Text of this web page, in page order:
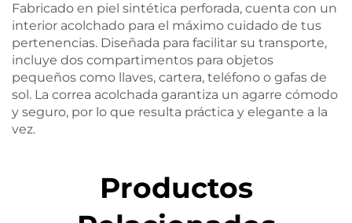
Fabricado en piel sintética perforada, cuenta con un
interior acolchado para el máximo cuidado de tus
pertenencias. Diseñada para facilitar su transporte,
incluye dos compartimentos para objetos
pequeños como llaves, cartera, teléfono o gafas de
sol. La correa acolchada garantiza un agarre cómodo
y seguro, por lo que resulta práctica y elegante a la
vez.
Productos